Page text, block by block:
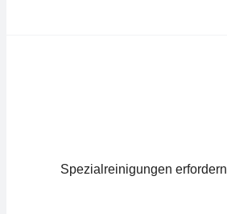
Spezialreinigungen erfordern